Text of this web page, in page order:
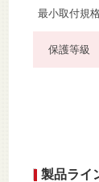
最小取付規
保護等級
製品ライ